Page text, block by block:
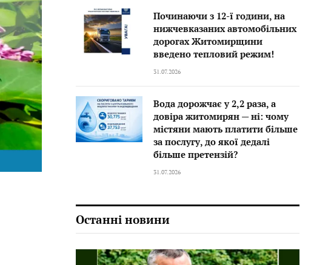
Починаючи з 12-ї години, на
нижчевказаних автомобільних
дорогах Житомирщини
введено тепловий режим!
31.07.2026
Вода дорожчає у 2,2 раза, а
довіра житомирян — ні: чому
містяни мають платити більше
за послугу, до якої дедалі
більше претензій?
31.07.2026
Останні новини